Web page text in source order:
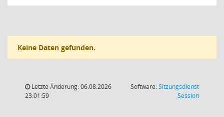
Keine Daten gefunden.
Letzte Änderung: 06.08.2026
23:01:59
Software:Sitzungsdienst
Session(Wird in